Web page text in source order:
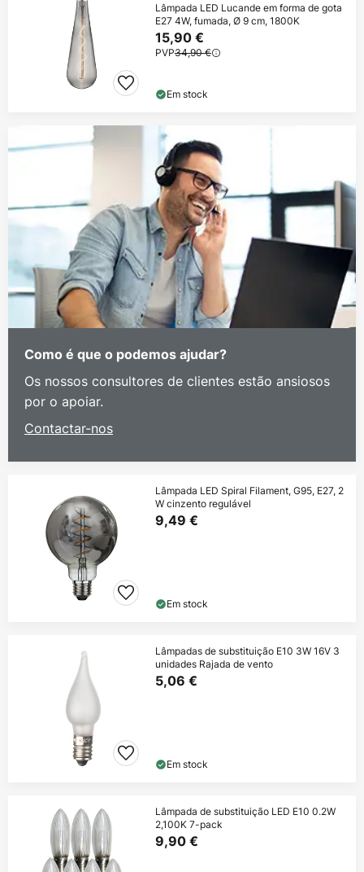
Lâmpada LED Lucande em forma de gota
E27 4W, fumada, Ø 9 cm, 1800K
15,90 €
PVP34,90 €
Em stock
Como é que o podemos ajudar?
Os nossos consultores de clientes estão ansiosos
por o apoiar.
Contactar-nos
Lâmpada LED Spiral Filament, G95, E27, 2
W cinzento regulável
9,49 €
Em stock
Lâmpadas de substituição E10 3W 16V 3
unidades Rajada de vento
5,06 €
Em stock
Lâmpada de substituição LED E10 0.2W
2,100K 7-pack
9,90 €